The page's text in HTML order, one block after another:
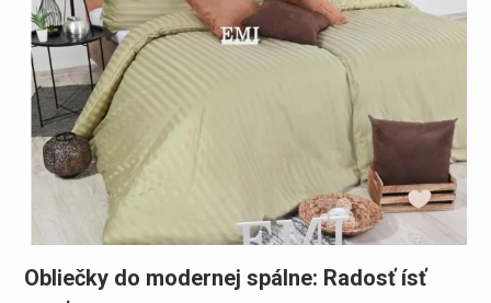
Obliečky do modernej spálne: Radosť ísť